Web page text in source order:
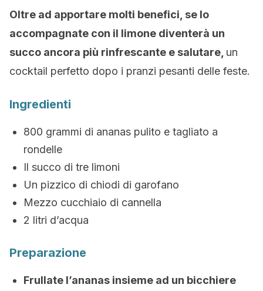
Oltre ad apportare molti benefici, se lo
accompagnate con il limone diventerà un
succo ancora più rinfrescante e salutare, un
cocktail perfetto dopo i pranzi pesanti delle feste.
Ingredienti
800 grammi di ananas pulito e tagliato a
rondelle
Il succo di tre limoni
Un pizzico di chiodi di garofano
Mezzo cucchiaio di cannella
2 litri d’acqua
Preparazione
Frullate l’ananas insieme ad un bicchiere